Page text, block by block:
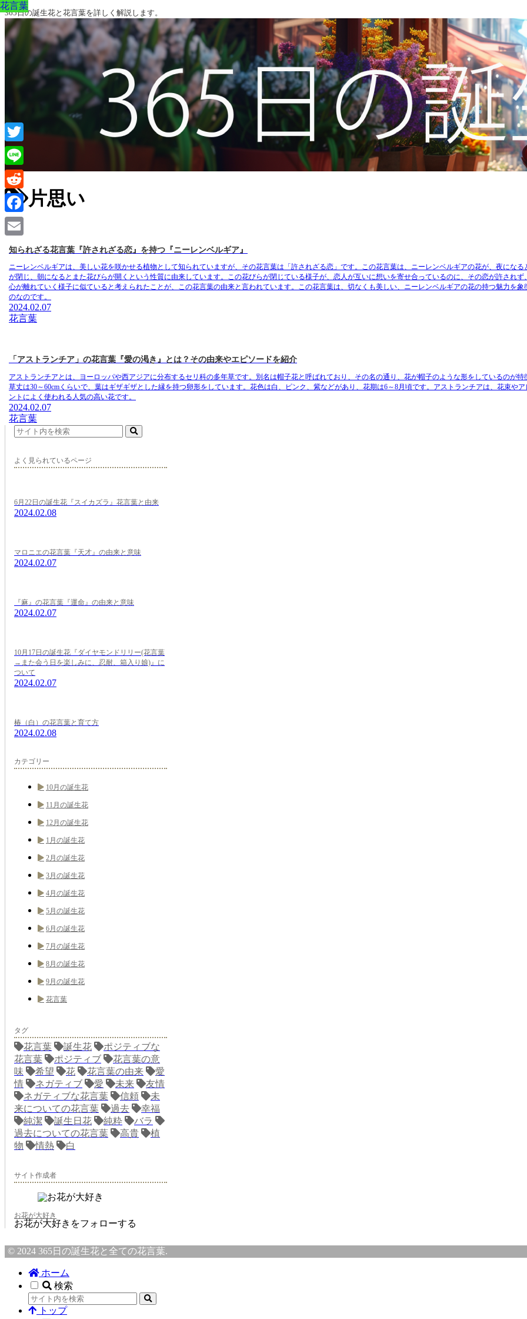
365日の誕生花と花言葉を詳しく解説します。
片思い
花言葉
知られざる花言葉『許されざる恋』を持つ『ニーレンベルギア』
ニーレンベルギアは、美しい花を咲かせる植物として知られていますが、その花言葉は「許されざる恋」です。この花言葉は、ニーレンベルギアの花が、夜になる
が閉じ、朝になるとまた花びらが開くという性質に由来しています。この花びらが閉じている様子が、恋人が互いに想いを寄せ合っているのに、その恋が許されず
心が離れていく様子に似ていると考えられたことが、この花言葉の由来と言われています。 この花言葉は、切なくも美しい、ニーレンベルギアの花の持つ魅力を象
のなのです。
2024.02.07
花言葉
花言葉
「アストランチア」の花言葉『愛の渇き』とは？その由来やエピソードを紹介
アストランチアとは、ヨーロッパや西アジアに分布するセリ科の多年草です。別名は帽子花と呼ばれており、その名の通り、花が帽子のような形をしているのが特
草丈は30～60cmくらいで、葉はギザギザとした縁を持つ卵形をしています。花色は白、ピンク、紫などがあり、花期は6～8月頃です。アストランチアは、花束やア
ントによく使われる人気の高い花です。
2024.02.07
花言葉
よく見られているページ
6月22日の誕生花『スイカズラ』花言葉と由来
2024.02.08
マロニエの花言葉『天才』の由来と意味
2024.02.07
『麻』の花言葉『運命』の由来と意味
2024.02.07
10月17日の誕生花『ダイヤモンドリリー(花言葉
→また会う日を楽しみに、忍耐、箱入り娘)』に
ついて
2024.02.07
椿（白）の花言葉と育て方
2024.02.08
カテゴリー
10月の誕生花
11月の誕生花
12月の誕生花
1月の誕生花
2月の誕生花
3月の誕生花
4月の誕生花
5月の誕生花
6月の誕生花
7月の誕生花
8月の誕生花
9月の誕生花
花言葉
タグ
花言葉 誕生花
ポジティブな
花言葉
ポジティブ
花言葉の意
味
希望 花 花言葉の由来
愛
情
ネガティブ 愛 未来
友情
ネガティブな花言葉
信頼
未
来についての花言葉
過去
幸福
純潔
誕生日花 純粋
バラ
過去についての花言葉
高貴
植
物
情熱 白
サイト作成者
お花が大好き
お花が大好きをフォローする
© 2024 365日の誕生花と全ての花言葉.
ホーム
検索
トップ
Twitter
Line
Reddit
Facebook
Email